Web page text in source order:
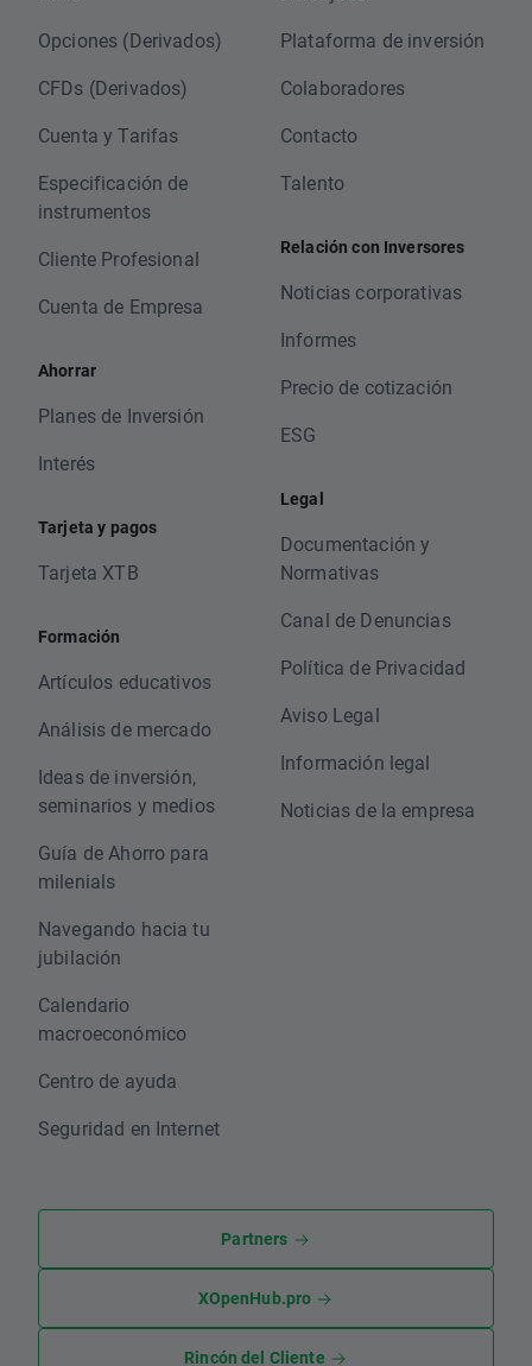
Opciones (Derivados)
CFDs (Derivados)
Cuenta y Tarifas
Especificación de
instrumentos
Cliente Profesional
Cuenta de Empresa
Ahorrar
Planes de Inversión
Interés
Tarjeta y pagos
Tarjeta XTB
Formación
Artículos educativos
Análisis de mercado
Ideas de inversión,
seminarios y medios
Guía de Ahorro para
milenials
Navegando hacia tu
jubilación
Calendario
macroeconómico
Centro de ayuda
Seguridad en Internet
Plataforma de inversión
Colaboradores
Contacto
Talento
Relación con Inversores
Noticias corporativas
Informes
Precio de cotización
ESG
Legal
Documentación y
Normativas
Canal de Denuncias
Política de Privacidad
Aviso Legal
Información legal
Noticias de la empresa
Partners
XOpenHub.pro
Rincón del Cliente